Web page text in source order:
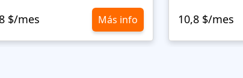
$/mes Más info 10,8 $/mes